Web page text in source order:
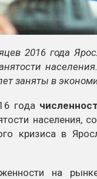
2016 года
заняты в
года ч
населения,
кризиса в
на